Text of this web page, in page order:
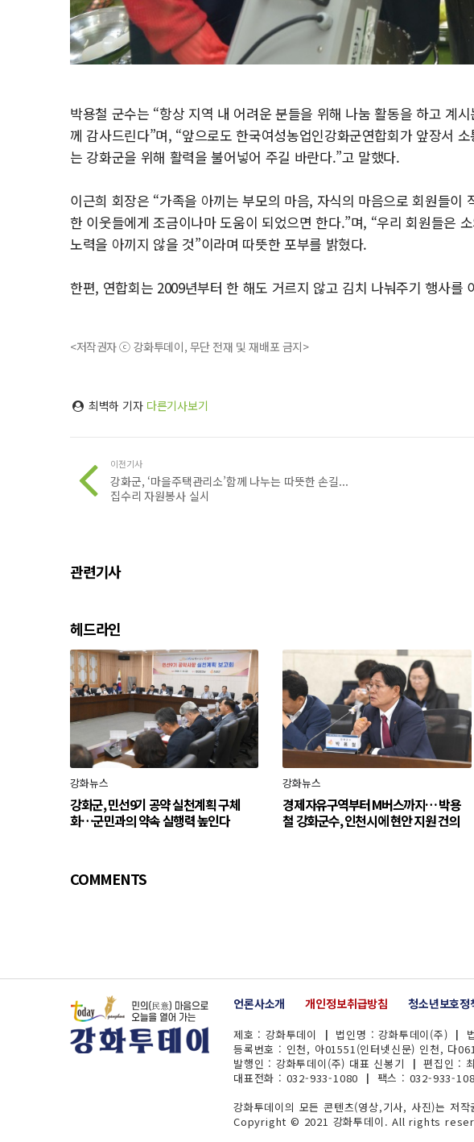
박용철 군수는 “항상 지역 내 어려운 분들을 위해 나눔 활동을 하고 계
께 감사드린다”며, “앞으로도 한국여성농업인강화군연합회가 앞장서
는 강화군을 위해 활력을 불어넣어 주길 바란다.”고 말했다.
이근희 회장은 “가족을 아끼는 부모의 마음, 자식의 마음으로 회원들이
한 이웃들에게 조금이나마 도움이 되었으면 한다.”며, “우리 회원들은
노력을 아끼지 않을 것”이라며 따뜻한 포부를 밝혔다.
한편, 연합회는 2009년부터 한 해도 거르지 않고 김치 나눠주기 행사를
<저작권자 ⓒ 강화투데이, 무단 전재 및 재배포 금지>
최벽하 기자 다른기사보기
이전기사
강화군, ‘마을주택관리소’함께 나누는 따뜻한 손길...
집수리 자원봉사 실시
관련기사
헤드라인
강화뉴스
강화군, 민선9기 공약 실천계획 구체
화…군민과의 약속 실행력 높인다
강화뉴스
경제자유구역부터 M버스까지… 박용
철 강화군수, 인천시에 현안 지원 건의
COMMENTS
언론사소개 개인정보취급방침 청소년보호정
제호 : 강화투데이 ┃ 법인명 : 강화투데이(주) ┃
등록번호 : 인천, 아01551(인터넷신문) 인천, 다
발행인 : 강화투데이(주) 대표 신봉기 ┃ 편집인 :
대표전화 : 032-933-1080 ┃ 팩스 : 032-933-
강화투데이의 모든 콘텐츠(영상,기사, 사진)는 저
Copyright © 2021 강화투데이. All rights